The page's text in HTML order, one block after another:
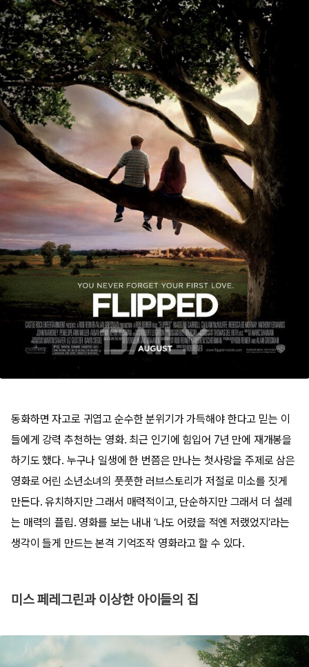
동화하면 자고로 귀엽고 순수한 분위기가 가득해야 한다고 믿는 이
들에게 강력 추천하는 영화. 최근 인기에 힘입어 7년 만에 재개봉을
하기도 했다. 누구나 일생에 한 번쯤은 만나는 첫사랑을 주제로 삼은
영화로 어린 소년소녀의 풋풋한 러브스토리가 저절로 미소를 짓게
만든다. 유치하지만 그래서 매력적이고, 단순하지만 그래서 더 설레
는 매력의 플립. 영화를 보는 내내 ‘나도 어렸을 적엔 저랬었지’라는
생각이 들게 만드는 본격 기억조작 영화라고 할 수 있다.
미스 페레그린과 이상한 아이들의 집